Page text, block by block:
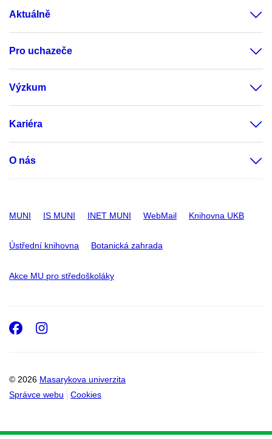
Aktuálně
Pro uchazeče
Výzkum
Kariéra
O nás
MUNI IS MUNI INET MUNI WebMail Knihovna UKB
Ústřední knihovna Botanická zahrada
Akce MU pro středoškoláky
© 2026 Masarykova univerzita
Správce webu
Cookies
Facebook
Instagram